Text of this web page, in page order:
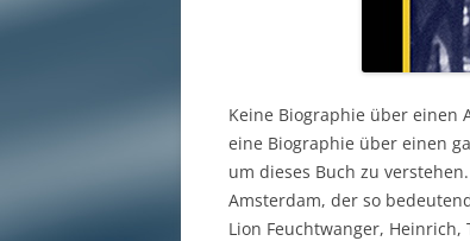
Keine Biographie über einen
eine Biographie über einen
um dieses Buch zu
Amsterdam, der so
Lion Feuchtwanger,